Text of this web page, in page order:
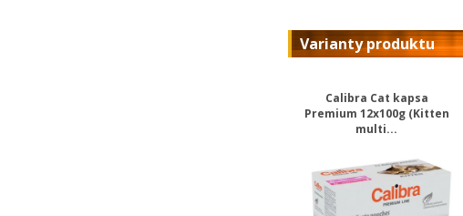
Varianty produktu
Calibra Cat kapsa
Premium 12x100g (Kitten
multi...